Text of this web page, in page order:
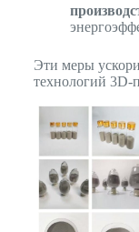
Эти меры
технологий 3D-